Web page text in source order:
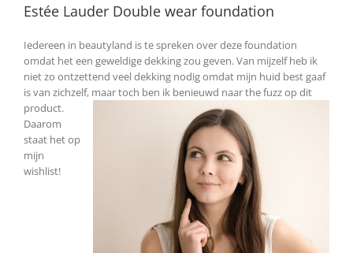
Estée Lauder Double wear foundation
Iedereen in beautyland is te spreken over deze foundation
omdat het een geweldige dekking zou geven. Van mijzelf heb ik
niet zo ontzettend veel dekking nodig omdat mijn huid best gaaf
is van zichzelf, maar toch ben ik benieuwd naar the fuzz op dit
product.
Daarom
staat het op
mijn
wishlist!